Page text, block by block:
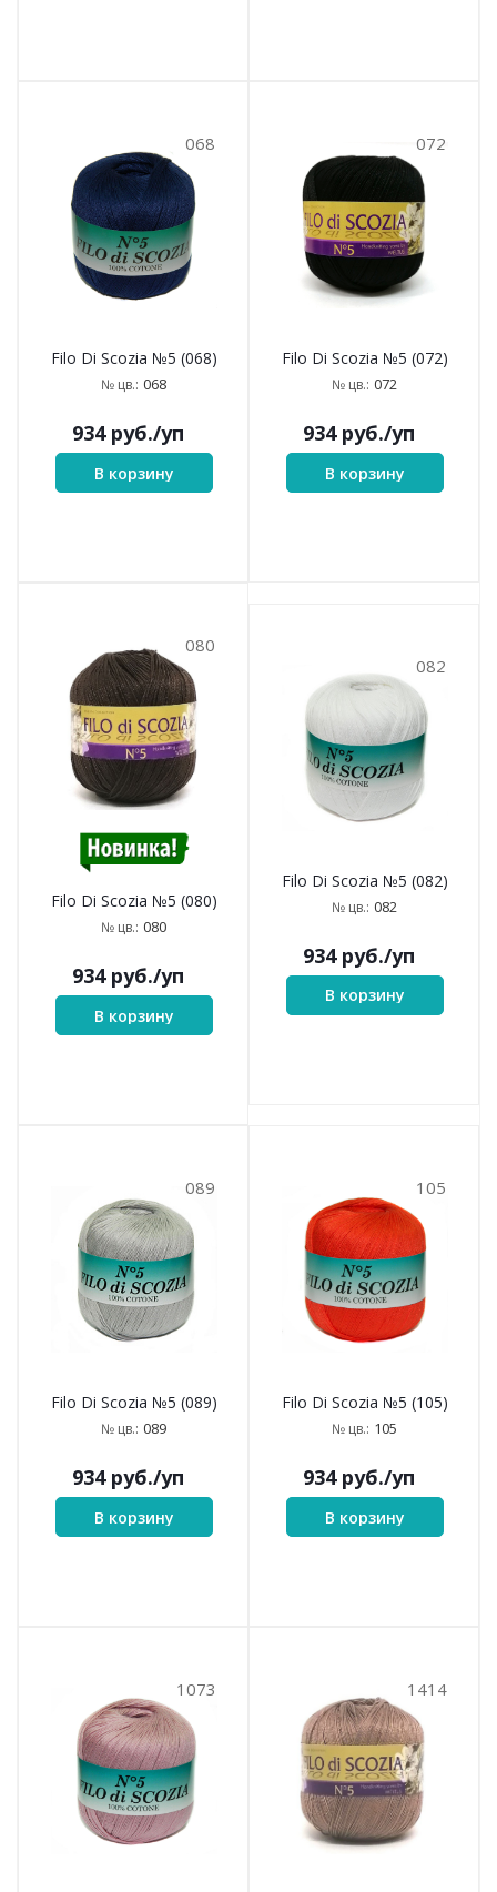
068
Filo Di Scozia №5 (068)
№ цв.: 068
934руб./уп
В корзину
072
Filo Di Scozia №5 (072)
№ цв.: 072
934руб./уп
В корзину
080
Filo Di Scozia №5 (080)
№ цв.: 080
934руб./уп
В корзину
082
Filo Di Scozia №5 (082)
№ цв.: 082
934руб./уп
В корзину
089
Filo Di Scozia №5 (089)
№ цв.: 089
934руб./уп
В корзину
105
Filo Di Scozia №5 (105)
№ цв.: 105
934руб./уп
В корзину
1073 1414